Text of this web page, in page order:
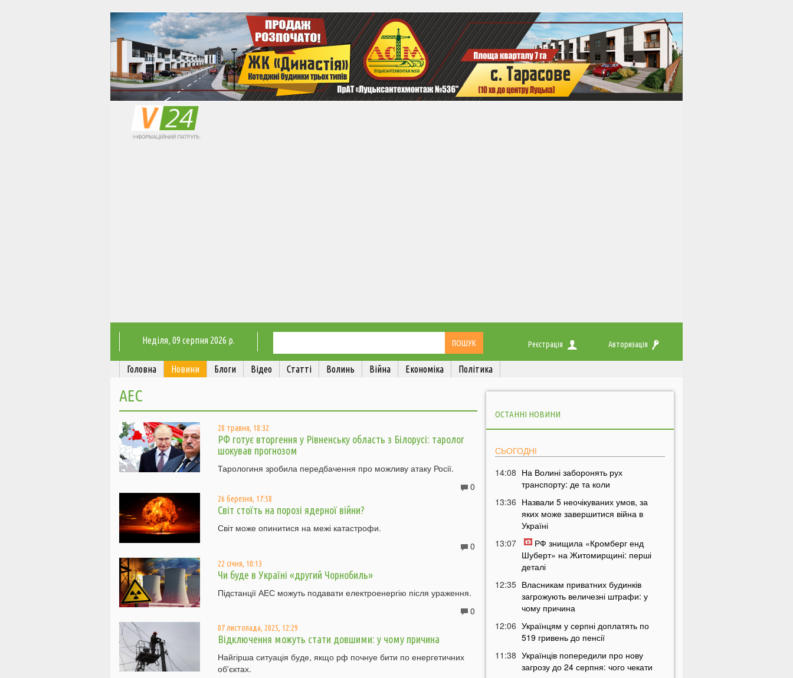
Неділя, 09 серпня 2026 р. Реєстрація Авторизація
Головна Новини Блоги Відео Статті Волинь Війна Економіка Політика
АЕС
28 травня, 18:32
РФ готує вторгення у Рівненську область з Білорусі: таролог
шокував прогнозом
Тарологиня зробила передбачення про можливу атаку Росії.
0
26 березня, 17:58
Світ стоїть на порозі ядерної війни?
Світ може опинитися на межі катастрофи.
0
22 січня, 10:13
Чи буде в Україні «другий Чорнобиль»
Підстанції АЕС можуть подавати електроенергію після ураження.
0
07 листопада, 2025, 12:29
Відключення можуть стати довшими: у чому причина
Найгірша ситуація буде, якщо рф почнуе бити по енергетичних
об'єктах.
ОСТАННІ НОВИНИ
СЬОГОДНІ
14:08 На Волині заборонять рух
транспорту: де та коли
13:36 Назвали 5 неочікуваних умов, за
яких може завершитися війна в
Україні
13:07
РФ знищила «Кромберг енд
Шуберт» на Житомирщині: перші
деталі
12:35 Власникам приватних будинків
загрожують величезні штрафи: у
чому причина
12:06 Українцям у серпні доплатять по
519 гривень до пенсії
11:38 Українців попередили про нову
загрозу до 24 серпня: чого чекати